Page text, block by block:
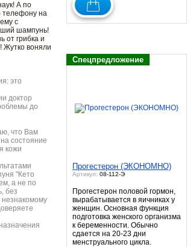
А по
телефону на
с
шампунь!
от грибка и
Жутко воняли
это
доктор
до
что Вам
состояние
кожи
"Кето
а не по
без
незнакомому
Спецпредложение
Прогестерон (ЭКОНОМНО)
Артикул: 08-112-Э
Прогестерон половой гормон,
вырабатывается в яичниках у
женщин. Основная функция
подготовка женского организма
к беременности. Обычно
сдается на 20-23 дни
менструального цикла.